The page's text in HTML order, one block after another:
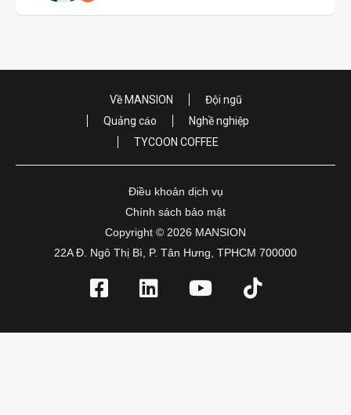
Về MANSION
Đội ngũ
Quảng cáo
Nghề nghiệp
TYCOON COFFEE
Điều khoản dịch vụ
Chính sách bảo mật
Copyright © 2026 MANSION
22A Đ. Ngô Thị Bì, P. Tân Hưng, TPHCM 700000